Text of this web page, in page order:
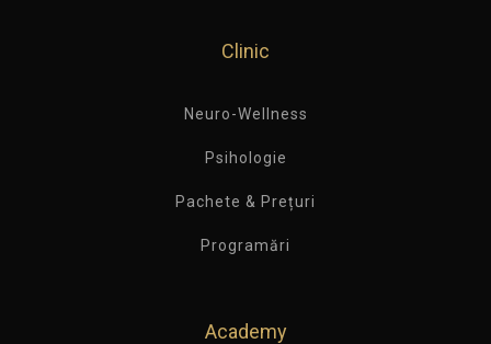
Clinic
Neuro-Wellness
Psihologie
Pachete & Prețuri
Programări
Academy